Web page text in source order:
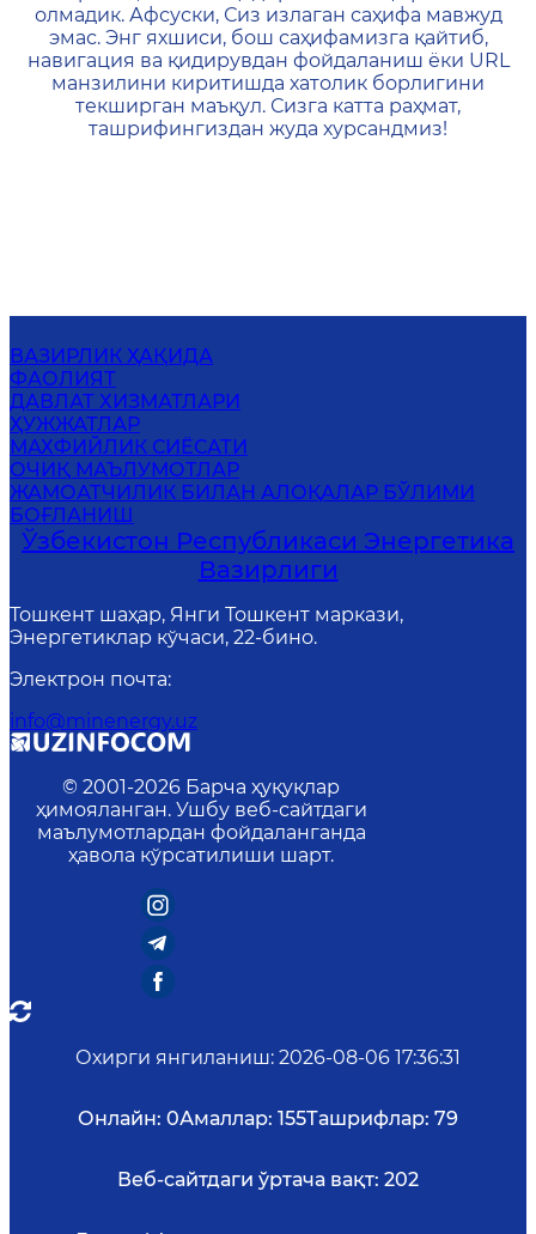
олмадик. Афсуски, Сиз излаган саҳифа мавжуд
эмас. Энг яхшиси, бош саҳифамизга қайтиб,
навигация ва қидирувдан фойдаланиш ёки URL
манзилини киритишда хатолик борлигини
текширган маъқул. Сизга катта раҳмат,
ташрифингиздан жуда хурсандмиз!
ВАЗИРЛИК ҲАҚИДА
ФАОЛИЯТ
ДАВЛАТ ХИЗМАТЛАРИ
ҲУЖЖАТЛАР
МАХФИЙЛИК СИЁСАТИ
ОЧИҚ МАЪЛУМОТЛАР
ЖАМОАТЧИЛИК БИЛАН АЛОҚАЛАР БЎЛИМИ
БОҒЛАНИШ
Ўзбекистон Республикаси Энергетика
Вазирлиги
Тошкент шаҳар, Янги Тошкент маркази,
Энергетиклар кўчаси, 22-бино.
Электрон почта:
info@minenergy.uz
© 2001-2026 Барча ҳуқуқлар
ҳимояланган. Ушбу веб-сайтдаги
маълумотлардан фойдаланганда
ҳавола кўрсатилиши шарт.
Охирги янгиланиш: 2026-08-06 17:36:31
Онлайн: 0Амаллар: 155Ташрифлар: 79
Веб-сайтдаги ўртача вақт: 202